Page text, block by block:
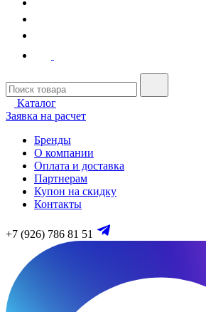
Каталог
Заявка на расчет
Бренды
О компании
Оплата и доставка
Партнерам
Купон на скидку
Контакты
+7 (926) 786 81 51